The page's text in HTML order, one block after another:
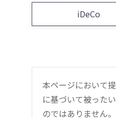
iDeCo
本ページにおいて
に基づいて被った
のではありません